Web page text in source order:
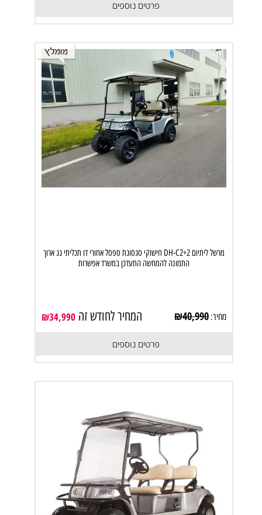
פרטים נוספים
מרשל ליתיום DH-C2+2 חישוקי סגסוגת ספסל אחורי דו תכליתי גג ארוך
התמונה להמחשה התעדכן במשרד אפשרות
מחיר: ₪40,990 המחיר לחודש זה ₪34,990
פרטים נוספים